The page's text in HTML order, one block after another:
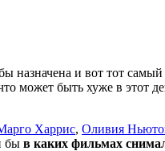
и вот тот
быть хуже в этот
Харрис, Оливия
бы в каких фильмах